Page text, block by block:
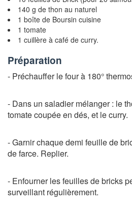
140 g de thon au naturel
1 boîte de Boursin cuisine
1 tomate
1 cuillère à café de curry.
Préparation
- Préchauffer le four à 180°
- Dans un saladier mélanger : le
tomate coupée en dés, et le curry.
- Garnir chaque demi feuille de
de farce. Replier.
- Enfourner les feuilles de bricks
surveillant régulièrement.